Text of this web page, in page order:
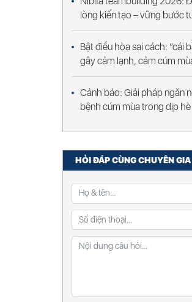
lòng kiến tạo – vững bước
lai
Bật điều hòa sai cách: “cái
gây cảm lạnh, cảm cúm
nóng
Cảnh báo: Giải pháp ngăn
bệnh cúm mùa trong dịp hè
HỎI ĐÁP CÙNG CHUYÊN GIA